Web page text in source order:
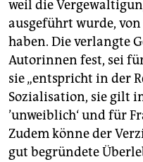
weil die
ausgeführt wurde,
haben. Die verlangte
Autorinnen fest, sei
sie „entspricht in der
Sozialisation, sie gilt
’unweiblich‘ und für
Zudem könne der
gut begründete